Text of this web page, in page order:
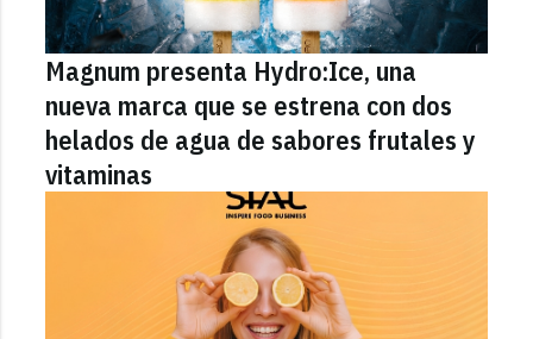
Magnum presenta Hydro:Ice, una
nueva marca que se estrena con dos
helados de agua de sabores frutales y
vitaminas